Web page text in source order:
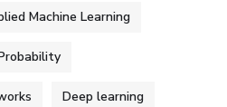
Machine Learning
Deep learning